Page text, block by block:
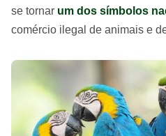
se tornar um dos símbolos
comércio ilegal de animais e